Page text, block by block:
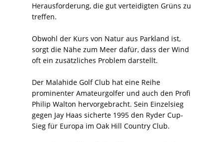
Herausforderung, die gut verteidigten Grüns zu
treffen.
Obwohl der Kurs von Natur aus Parkland ist,
sorgt die Nähe zum Meer dafür, dass der Wind
oft ein zusätzliches Problem darstellt.
Der Malahide Golf Club hat eine Reihe
prominenter Amateurgolfer und auch den Profi
Philip Walton hervorgebracht. Sein Einzelsieg
gegen Jay Haas sicherte 1995 den Ryder Cup-
Sieg für Europa im Oak Hill Country Club.